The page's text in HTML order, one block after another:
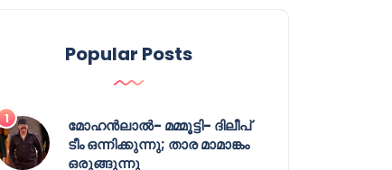
Popular Posts
മോഹൻലാൽ- മമ്മൂട്ടി- ദിലീപ്
ടീം ഒന്നിക്കുന്നു; താര മാമാങ്കം
ഒരുങ്ങുന്നു